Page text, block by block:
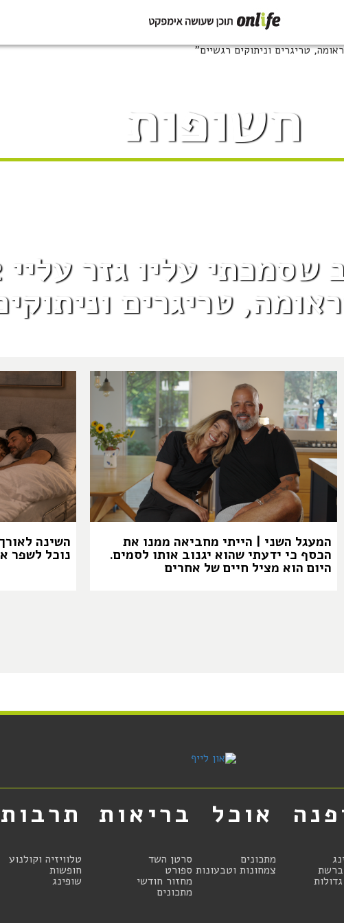
חשופות
טריגרים
המעגל השני | הייתי מחביאה ממנו את
הכסף כי ידעתי שהוא יגנוב אותו לסמים.
היום הוא מציל חיים של אחרים
השינה
נוכל לשפר
ברשת
אוכל
מתכונים
צמחונות וטבעונות
בריאות
סרטן השד
ספורט
מחזור חודשי
מתכונים
טלוויזיה וקולנוע
חופשות
שופינג